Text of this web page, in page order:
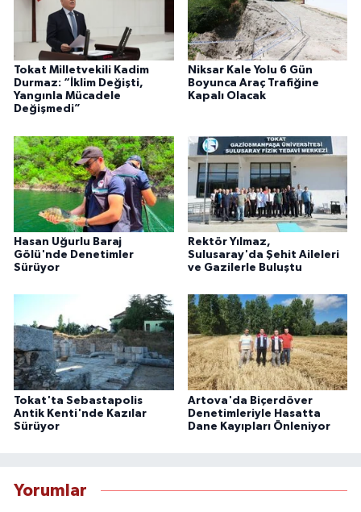
Tokat Milletvekili Kadim
Durmaz: “İklim Değişti,
Yangınla Mücadele
Değişmedi”
Niksar Kale Yolu 6 Gün
Boyunca Araç Trafiğine
Kapalı Olacak
Hasan Uğurlu Baraj
Gölü'nde Denetimler
Sürüyor
Rektör Yılmaz,
Sulusaray'da Şehit Aileleri
ve Gazilerle Buluştu
Tokat'ta Sebastapolis
Antik Kenti'nde Kazılar
Sürüyor
Artova'da Biçerdöver
Denetimleriyle Hasatta
Dane Kayıpları Önleniyor
Yorumlar